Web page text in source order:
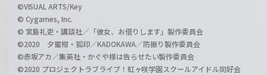
©VISUAL ARTS/Key
© Cygames, Inc.
© 宮島礼吏・講談社／「彼女、お借りします」製作委員会
©2020 夕蜜柑・狐印／KADOKAWA／防振り製作委員会
©赤坂アカ／集英社・かぐや様は告らせたい製作委員会
©2020 プロジェクトラブライブ！虹ヶ咲学園スクールアイドル同好会